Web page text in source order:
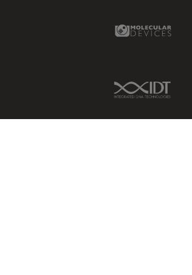
ラベルフリー
レーザー誘起ブレークダウン分
光法(LIBS)
ワイドフィールド顕微鏡
Molecular
IDT Link